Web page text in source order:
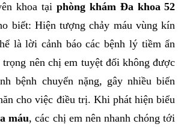
khoa tại phòng khám Đa khoa 52
biết: Hiện tượng chảy máu vùng kín
là lời cảnh báo các bệnh lý tiềm ẩn
trọng nên chị em tuyệt đối không được
bệnh chuyển nặng, gây nhiều biến
cho việc điều trị. Khi phát hiện biểu
máu, các chị em nên nhanh chóng tới